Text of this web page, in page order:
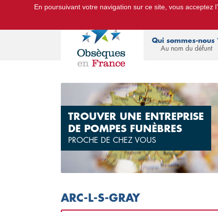
Le Portail d'Informations Obsèques :devis
Qui sommes-nous
Au nom du défunt
TROUVER UNE ENTREPRISE
DE POMPES FUNÈBRES
PROCHE DE CHEZ VOUS
ARC-L-S-GRAY
En poursuivant votre navigation sur ce site, vous